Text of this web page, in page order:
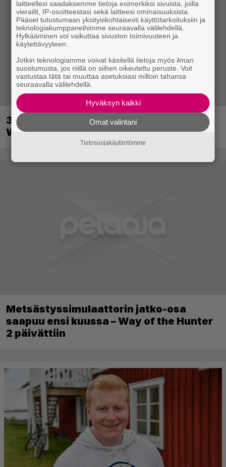
30-vuotias Quake sai uuden episodin
Wolfenstein-kehittäjiltä
Metsästyssimulaattorin jatko-osa
saapuu ensi kuussa – Way of the Hunter
2 päivättiin
laitteellesi saadaksemme tietoja esimerkiksi sivuista, joilla
vierailit, IP-osoitteestasi sekä laitteesi ominaisuuksista.
Pääset tutustumaan yksityiskohtaisesti käyttötarkoituksiin ja
teknologiakumppaneihimme seuraavalla välilehdellä.
Hylkääminen voi vaikuttaa sivuston toimivuuteen ja
käytettävyyteen.
Jotkin teknologiamme voivat käsitellä tietoja myös ilman
suostumusta, jos niillä on siihen oikeutettu peruste. Voit
vastustaa tätä tai muuttaa asetuksiasi milloin tahansa
seuraavalla välilehdellä.
Hyväksyn kaikki
Omat valintani
Tietosuojakäytäntömme